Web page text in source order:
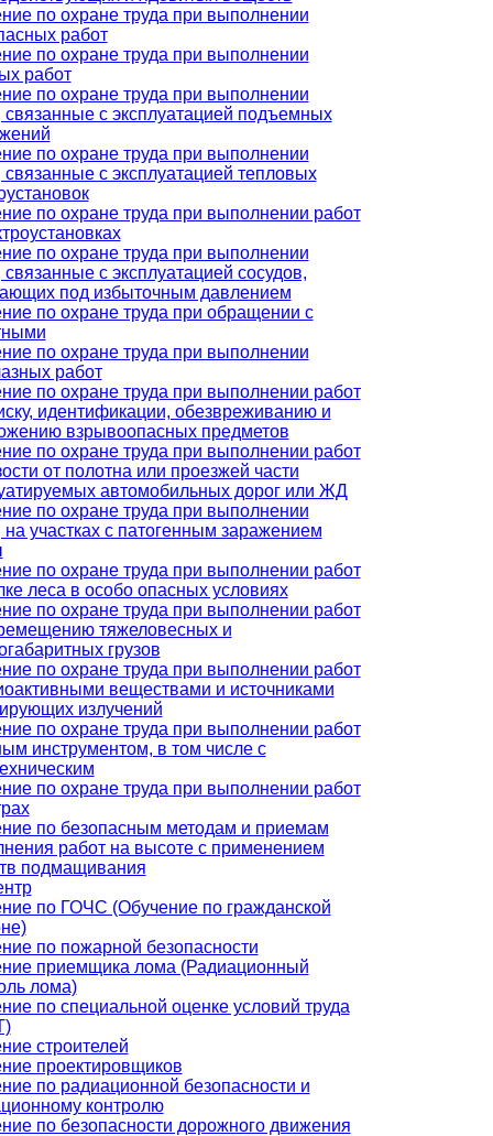
по охране труда при выполнении
работ
по охране труда при выполнении
работ
по охране труда при выполнении
связанные с эксплуатацией подъемных
по охране труда при выполнении
связанные с эксплуатацией тепловых
по охране труда при выполнении работ
по охране труда при выполнении
связанные с эксплуатацией сосудов,
под избыточным давлением
по охране труда при обращении с
по охране труда при выполнении
работ
по охране труда при выполнении работ
идентификации, обезвреживанию и
взрывоопасных предметов
по охране труда при выполнении работ
от полотна или проезжей части
автомобильных дорог или ЖД
по охране труда при выполнении
на участках с патогенным заражением
по охране труда при выполнении работ
леса в особо опасных условиях
по охране труда при выполнении работ
тяжеловесных и
грузов
по охране труда при выполнении работ
веществами и источниками
излучений
по охране труда при выполнении работ
инструментом, в том числе с
по охране труда при выполнении работ
по безопасным методам и приемам
работ на высоте с применением
подмащивания
по ГОЧС (Обучение по гражданской
по пожарной безопасности
приемщика лома (Радиационный
лома)
по специальной оценке условий труда
строителей
проектировщиков
по радиационной безопасности и
контролю
по безопасности дорожного движения